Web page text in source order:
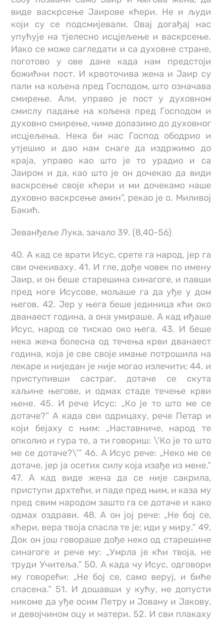
виде васкрсење Јаирове кћери. Не и људи
који су се подсмијевали. Овај догађај нас
упућује на тјелесно исцјељење и васкрсење.
Иако се може сагледати и са духовне стране,
поготово у ове дане када нам предстоји
божићни пост. И крвоточива жена и Јаир су
пали на кољена пред Господом, што означава
смирење. Али, управо је пост у духовном
смислу падање на кољена пред Господом и
духовно смирење, чиме долазимо до духовног
исцјељења. Нека би нас Господ ободрио и
утјешио и дао нам снаге да издржимо до
краја, управо као што је то урадио и са
Јаиром и да, као што је он дочекао да види
васкрсење своје кћери и ми дочекамо наше
духовно васкрсење амин”, рекао је о. Миливој
Бакић.
Јеванђеље Лука, зачало 39. (8,40-56)
40. А кад се врати Исус, срете га народ, јер га
сви очекиваху. 41. И гле, дође човек по имену
Јаир, и он беше старешина синагоге, и павши
пред ноге Исусове, мољаше га да уђе у дом
његов. 42. Јер у њега беше јединица кћи око
дванаест година, а она умираше. А кад иђаше
Исус, народ се тискао око њега. 43. И беше
нека жена болесна од течења крви дванаест
година, која је све своје имање потрошила на
лекаре и ниједан је није могао излечити; 44. и
приступивши састраг, дотаче се скута
хаљине његове, и одмах стаде течење крви
њене. 45. И рече Исус: „Ко је то што ме се
дотаче?” А када сви одрицаху, рече Петар и
који бејаху с њим: „Наставниче, народ те
опколио и гура те, а ти говориш: \'Ко је то што
ме се дотаче?\'” 46. А Исус рече: „Неко ме се
дотаче, јер ја осетих силу која изађе из мене.”
47. А кад виде жена да се није сакрила,
приступи дрхтећи, и паде пред њим, и каза му
пред свим народом зашто га се дотаче и како
одмах оздрави. 48. А он јој рече: „Не бој се,
кћери, вера твоја спасла те је; иди у миру.” 49.
Док он још говораше дође неко од старешине
синагоге и рече му: „Умрла је кћи твоја, не
труди Учитеља.” 50. А када чу Исус, одговори
му говорећи: „Не бој се, само веруј, и биће
спасена.” 51. И дошавши у кућу, не допусти
никоме да уђе осим Петру и Јовану и Јакову,
и девојчином оцу и матери. 52. И сви плакаху